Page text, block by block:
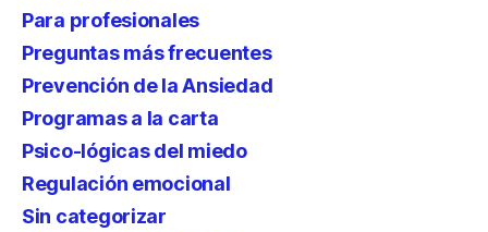
Para profesionales
Preguntas más frecuentes
Prevención de la Ansiedad
Programas a la carta
Psico-lógicas del miedo
Regulación emocional
Sin categorizar